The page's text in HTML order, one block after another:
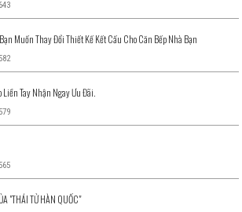
Muốn Thay Đổi Thiết Kế Kết Cấu Cho Căn Bếp Nhà Bạn
Tay Nhận Ngay Ưu Đãi.
"THÁI TỬ HÀN QUỐC"